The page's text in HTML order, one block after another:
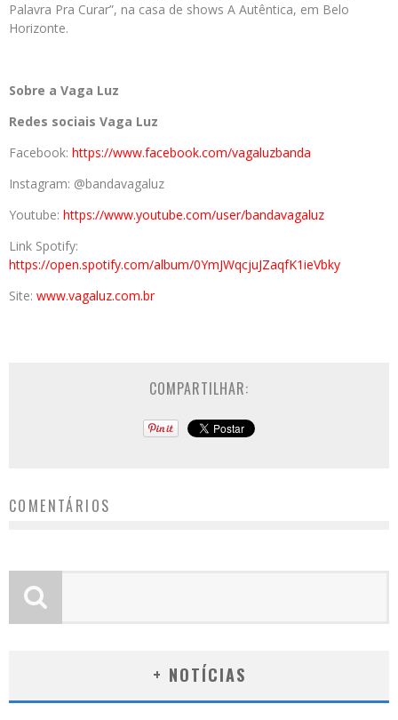
Palavra Pra Curar”, na casa de shows A Autêntica, em Belo
Horizonte.
Sobre a Vaga Luz
Redes sociais Vaga Luz
Facebook: https://www.facebook.com/vagaluzbanda
Instagram: @bandavagaluz
Youtube: https://www.youtube.com/user/bandavagaluz
Link Spotify:
https://open.spotify.com/album/0YmJWqcjuJZaqfK1ieVbky
Site: www.vagaluz.com.br
COMPARTILHAR:
COMENTÁRIOS
+ NOTÍCIAS